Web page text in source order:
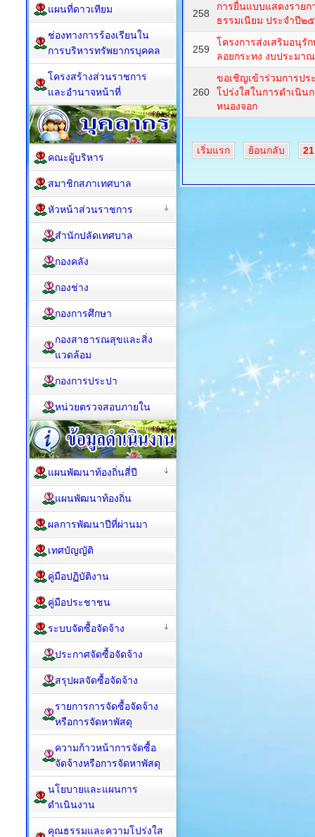
258
การยื่นแบบแสดงรายก
ธรรมเนียม ประจำปี๒
259
โครงการส่งเสริมอนุ
ลอยกระทง งบประมา
260
ขอเชิญเข้าร่วมการป
โปร่งใสในการดำเนิน
หนองจอก
เริ่มแรก ย้อนกลับ 21
แผนที่ดาวเทียม
ช่องทางการร้องเรียนใน
การบริหารทรัพยากรบุคคล
โครงสร้างส่วนราชการ
และอำนาจหน้าที่
คณะผู้บริหาร
สมาชิกสภาเทศบาล
หัวหน้าส่วนราชการ
สำนักปลัดเทศบาล
กองคลัง
กองช่าง
กองการศึกษา
กองสาธารณสุขและสิ่ง
แวดล้อม
กองการประปา
หน่วยตรวจสอบภายใน
แผนพัฒนาท้องถิ่นสี่ปี
แผนพัฒนาท้องถิ่น
ผลการพัฒนาปีที่ผ่านมา
เทศบัญญัติ
คู่มือปฏิบัติงาน
คู่มือประชาชน
ระบบจัดซื้อจัดจ้าง
ประกาศจัดซื้อจัดจ้าง
สรุปผลจัดซื้อจัดจ้าง
รายการการจัดซื้อจัดจ้าง
หรือการจัดหาพัสดุ
ความก้าวหน้าการจัดซื้อ
จัดจ้างหรือการจัดหาพัสดุ
นโยบายและแผนการ
ดำเนินงาน
คุณธรรมและความโปร่งใส